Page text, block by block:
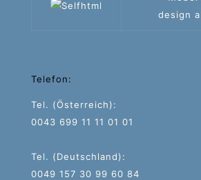
design
Telefon:
Tel. (Österreich):
0043 699 11 11 01 01
Tel. (Deutschland):
0049 157 30 99 60 84